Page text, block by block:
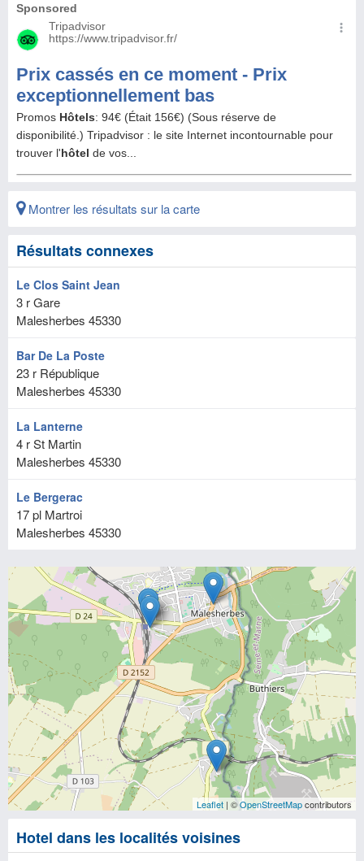
Montrer les résultats sur la carte
Résultats connexes
Le Clos Saint Jean
3 r Gare
Malesherbes 45330
Bar De La Poste
23 r République
Malesherbes 45330
La Lanterne
4 r St Martin
Malesherbes 45330
Le Bergerac
17 pl Martroi
Malesherbes 45330
Leaflet | ©OpenStreetMapcontributors
Hotel dans les localités voisines